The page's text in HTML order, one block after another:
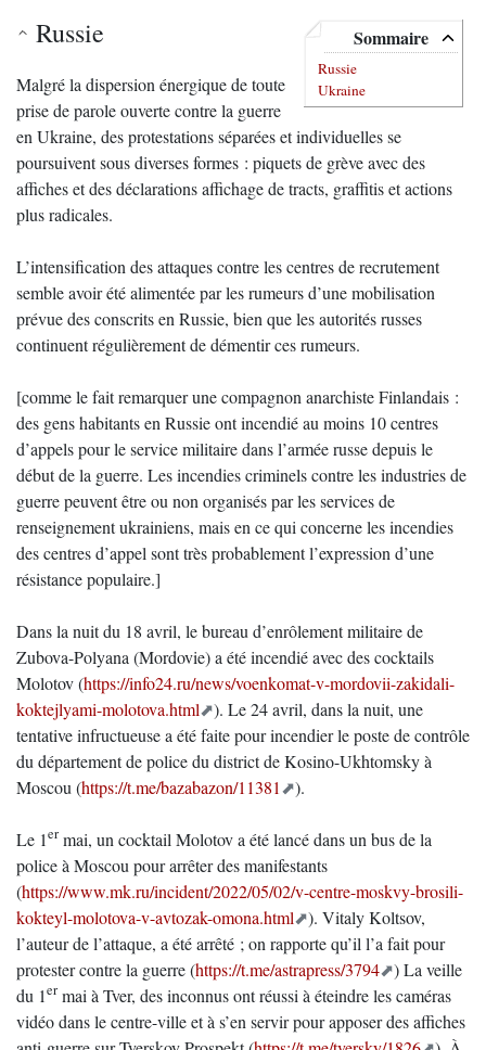
Sommaire
Russie
Ukraine
Russie
Malgré la dispersion énergique de toute
prise de parole ouverte contre la guerre
en Ukraine, des protestations séparées et individuelles se
poursuivent sous diverses formes : piquets de grève avec des
affiches et des déclarations affichage de tracts, graffitis et actions
plus radicales.
L’intensification des attaques contre les centres de recrutement
semble avoir été alimentée par les rumeurs d’une mobilisation
prévue des conscrits en Russie, bien que les autorités russes
continuent régulièrement de démentir ces rumeurs.
[comme le fait remarquer une compagnon anarchiste Finlandais :
des gens habitants en Russie ont incendié au moins 10 centres
d’appels pour le service militaire dans l’armée russe depuis le
début de la guerre. Les incendies criminels contre les industries de
guerre peuvent être ou non organisés par les services de
renseignement ukrainiens, mais en ce qui concerne les incendies
des centres d’appel sont très probablement l’expression d’une
résistance populaire.]
Dans la nuit du 18 avril, le bureau d’enrôlement militaire de
Zubova-Polyana (Mordovie) a été incendié avec des cocktails
Molotov (https://info24.ru/news/voenkomat-v-mordovii-zakidali-
koktejlyami-molotova.html
). Le 24 avril, dans la nuit, une
tentative infructueuse a été faite pour incendier le poste de contrôle
du département de police du district de Kosino-Ukhtomsky à
Moscou (https://t.me/bazabazon/11381 ).
Le 1er mai, un cocktail Molotov a été lancé dans un bus de la
police à Moscou pour arrêter des manifestants
(https://www.mk.ru/incident/2022/05/02/v-centre-moskvy-brosili-
kokteyl-molotova-v-avtozak-omona.html
). Vitaly Koltsov,
l’auteur de l’attaque, a été arrêté ; on rapporte qu’il l’a fait pour
protester contre la guerre (https://t.me/astrapress/3794
) La veille
du 1er mai à Tver, des inconnus ont réussi à éteindre les caméras
vidéo dans le centre-ville et à s’en servir pour apposer des affiches